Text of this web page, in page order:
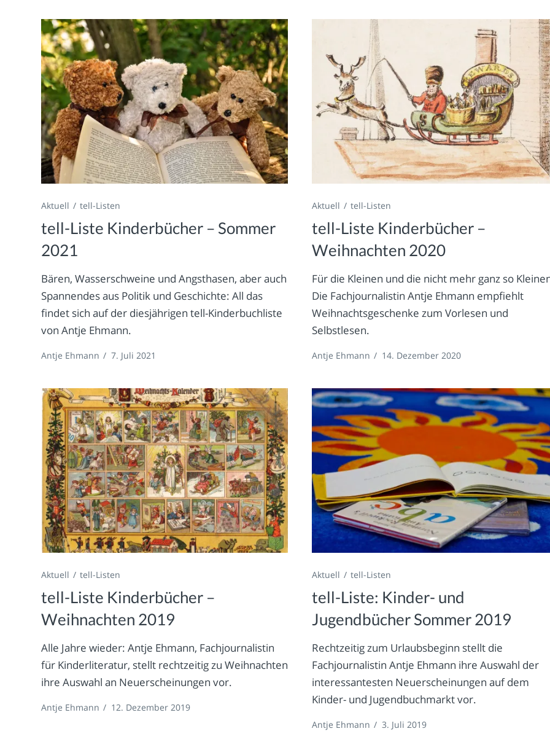
Aktuell tell-Listen
tell-Liste Kinderbücher – Sommer
2021
Bären, Wasserschweine und Angsthasen, aber auch
Spannendes aus Politik und Geschichte: All das
findet sich auf der diesjährigen tell-Kinderbuchliste
von Antje Ehmann.
Antje Ehmann / 7. Juli 2021
Aktuell tell-Listen
tell-Liste Kinderbücher –
Weihnachten 2020
Für die Kleinen und die nicht mehr ganz so
Die Fachjournalistin Antje Ehmann empfiehlt
Weihnachtsgeschenke zum Vorlesen und
Selbstlesen.
Antje Ehmann / 14. Dezember 2020
Aktuell tell-Listen
tell-Liste Kinderbücher –
Weihnachten 2019
Alle Jahre wieder: Antje Ehmann, Fachjournalistin
für Kinderliteratur, stellt rechtzeitig zu Weihnachten
ihre Auswahl an Neuerscheinungen vor.
Antje Ehmann / 12. Dezember 2019
Aktuell tell-Listen
tell-Liste: Kinder- und
Jugendbücher Sommer 2019
Rechtzeitig zum Urlaubsbeginn stellt die
Fachjournalistin Antje Ehmann ihre Auswahl der
interessantesten Neuerscheinungen auf dem
Kinder- und Jugendbuchmarkt vor.
Antje Ehmann / 3. Juli 2019